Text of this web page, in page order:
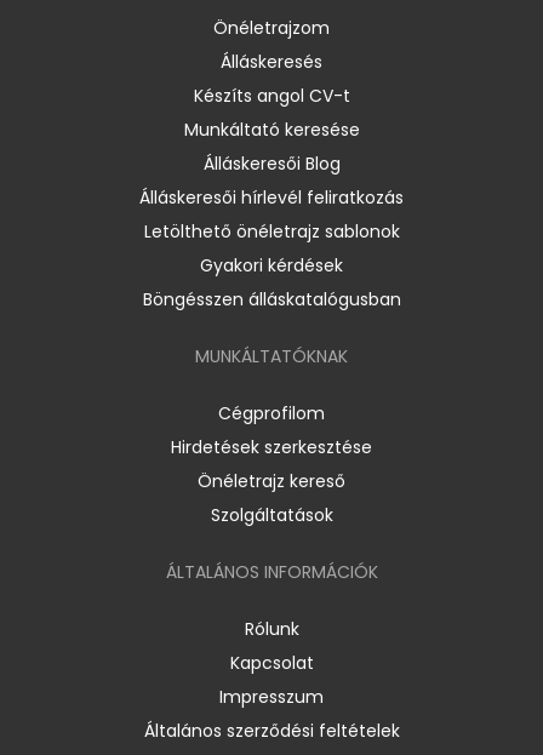
Önéletrajzom
Álláskeresés
Készíts angol CV-t
Munkáltató keresése
Álláskeresői Blog
Álláskeresői hírlevél feliratkozás
Letölthető önéletrajz sablonok
Gyakori kérdések
Böngésszen álláskatalógusban
MUNKÁLTATÓKNAK
Cégprofilom
Hirdetések szerkesztése
Önéletrajz kereső
Szolgáltatások
ÁLTALÁNOS INFORMÁCIÓK
Rólunk
Kapcsolat
Impresszum
Általános szerződési feltételek